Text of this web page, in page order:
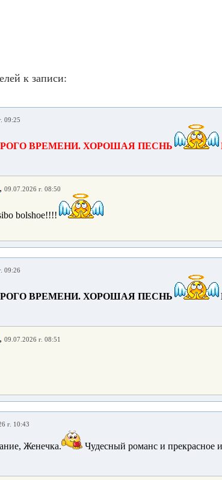
к записи:
09:25
ВРЕМЕНИ. ХОРОШАЯ ПЕСНЬ
09.07.2026 г. 08:50
bolshoe!!!!
09:26
ВРЕМЕНИ. ХОРОШАЯ ПЕСНЬ
09.07.2026 г. 08:51
г. 10:43
Женечка. Чудесный романс и прекрасное